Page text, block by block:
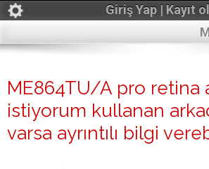
Giriş Yap | Kayıt ol
ME864TU/A pro retina
istiyorum kullanan
varsa ayrıntılı bilgi